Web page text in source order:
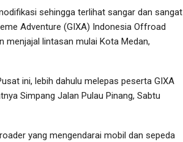
sehingga terlihat sangar dan sangat
Adventure (GIXA) Indonesia Offroad
menjajal lintasan mulai Kota Medan,
ini, lebih dahulu melepas peserta GIXA
Simpang Jalan Pulau Pinang, Sabtu
yang mengendarai mobil dan sepeda